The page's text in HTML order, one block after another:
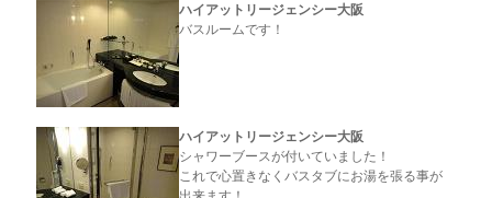
ハイアットリージェンシー大阪
バスルームです！
ハイアットリージェンシー大阪
シャワーブースが付いていました！
これで心置きなくバスタブにお湯を張る事が